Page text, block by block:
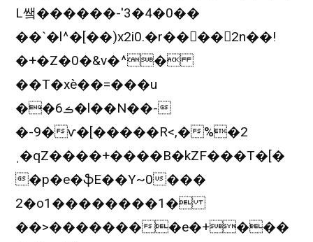
L쌬������-'3�4�0��
��`�l^�[��)x2i0.�r����2n��!
�+�Z�0�&v�^�
��T�xè��=���u
��6ࡏ�l��N��-
�-9�ѵ�[�����R<,�%�2
ˌ�qZ����+����B�kZF���T�[�
�p�e�ֆE��Y~0���
2�o1��������1�
��>��������e�+���